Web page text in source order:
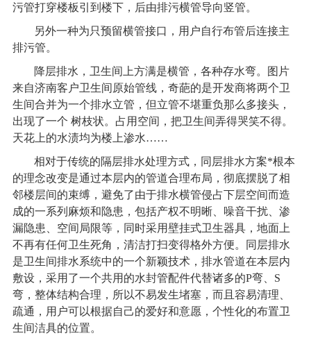
污管打穿楼板引到楼下，后由排污横管导向竖管。
另外一种为只预留横管接口，用户自行布管后连接主
排污管。
降层排水，卫生间上方满是横管，各种存水弯。图片
来自济南客户卫生间原始管线，奇葩的是开发商将两个卫
生间合并为一个排水立管，但立管不堪重负那么多接头，
出现了一个 树枝状。占用空间，把卫生间弄得哭笑不得。
天花上的水渍均为楼上渗水……
相对于传统的隔层排水处理方式，同层排水方案*根本
的理念改变是通过本层内的管道合理布局，彻底摆脱了相
邻楼层间的束缚，避免了由于排水横管侵占下层空间而造
成的一系列麻烦和隐患，包括产权不明晰、噪音干扰、渗
漏隐患、空间局限等，同时采用壁挂式卫生器具，地面上
不再有任何卫生死角，清洁打扫变得格外方便。同层排水
是卫生间排水系统中的一个新颖技术，排水管道在本层内
敷设，采用了一个共用的水封管配件代替诸多的P弯、S
弯，整体结构合理，所以不易发生堵塞，而且容易清理、
疏通，用户可以根据自己的爱好和意愿，个性化的布置卫
生间洁具的位置。